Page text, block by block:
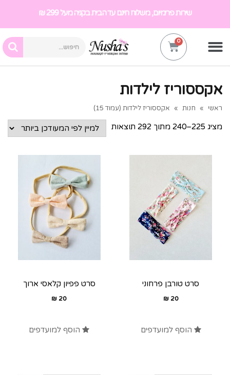
שירות פרימיום, משלוח חינם עד הבית בקניה מעל 299 ₪
אקססוריז לילדות
ראשי » חנות » אקססוריז לילדות (עמוד 15)
מציג 225–240 מתוך 292 תוצאות
סרט טורבן פרחוני
20
₪
הוסף למועדפים
סרט פפיון קלאסי ארוך
20
₪
הוסף למועדפים